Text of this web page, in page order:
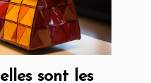
sont les